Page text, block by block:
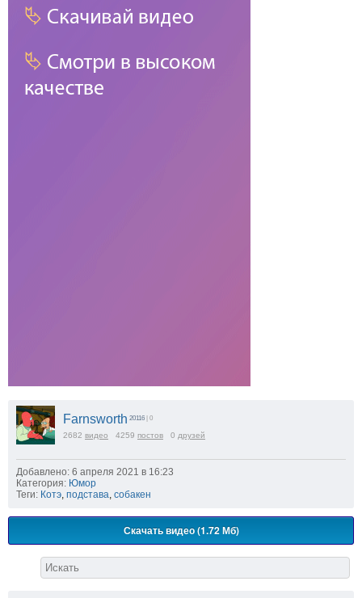
Farnsworth 20116 | 0
2682 видео 4259 постов 0 друзей
Добавлено: 6 апреля 2021 в 16:23
Категория: Юмор
Теги: Котэ, подстава, собакен
Скачать видео (1.72 Мб)